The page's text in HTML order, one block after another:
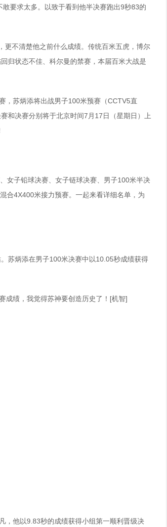
要求太多。以致于看到他半决赛跑出9秒83的
更不清楚他之前什么成绩。传统百米五虎，博尔
归状态不佳、科尔曼的禁赛，本届百米大战是
，苏炳添将出战男子100米预赛（CCTV5直
和决赛分别将于北京时间7月17日（星期日）上
女子铅球决赛、女子链球决赛、男子100米半决
合4X400米接力预赛。一起来看详细名单，为
苏炳添在男子100米决赛中以10.05秒成绩获得
成绩，我觉得苏神要创造历史了！[机智]
，他以9.83秒的成绩获得小组第一顺利晋级决